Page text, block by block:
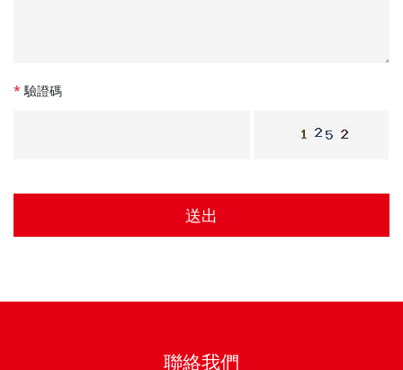
* 驗證碼
送出
聯絡我們